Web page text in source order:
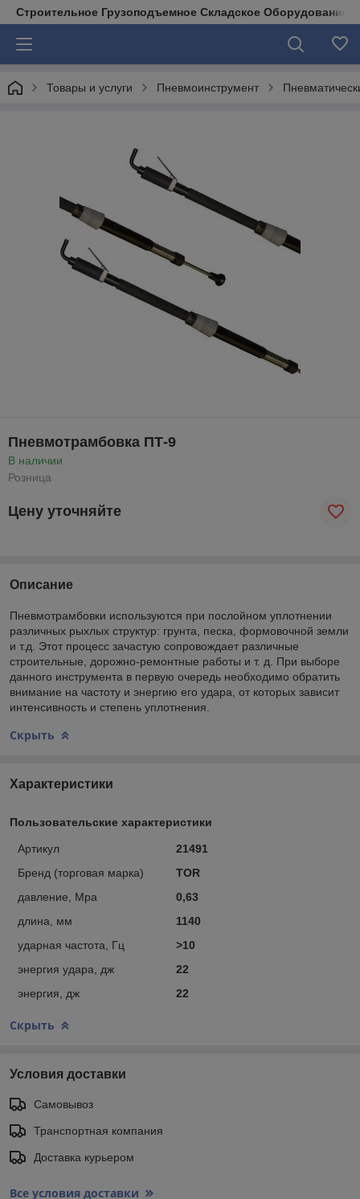
Строительное Грузоподъемное Складское Оборудование
Товары и услуги Пневмоинструмент
Пневмотрамбовка ПТ-9
В наличии
Розница
Цену уточняйте
Описание
Пневмотрамбовки используются при послойном уплотнении
различных рыхлых структур: грунта, песка, формовочной земли
и т.д. Этот процесс зачастую сопровождает различные
строительные, дорожно-ремонтные работы и т. д. При выборе
данного инструмента в первую очередь необходимо обратить
внимание на частоту и энергию его удара, от которых зависит
интенсивность и степень уплотнения.
Скрыть
Характеристики
Пользовательские характеристики
Артикул
21491
Бренд (торговая марка)
TOR
давление, Mpa
0,63
длина, мм
1140
ударная частота, Гц
>10
энергия удара, дж
22
энергия, дж
22
Скрыть
Условия доставки
Самовывоз
Транспортная компания
Доставка курьером
Все условия доставки